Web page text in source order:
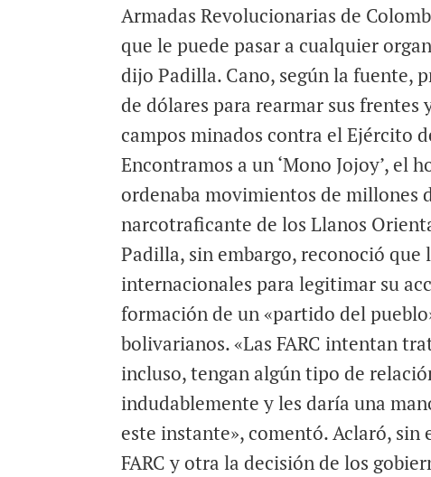
Armadas Revolucionarias de
que le puede pasar a cualquier
dijo Padilla. Cano, según la fuente,
de dólares para rearmar sus
campos minados contra el Ejército
Encontramos a un ‘Mono Jojoy’, el
ordenaba movimientos de millones
narcotraficante de los Llanos
Padilla, sin embargo, reconoció que
internacionales para legitimar su
formación de un «partido del
bolivarianos. «Las FARC intentan
incluso, tengan algún tipo de
indudablemente y les daría una
este instante», comentó. Aclaró, sin
FARC y otra la decisión de los